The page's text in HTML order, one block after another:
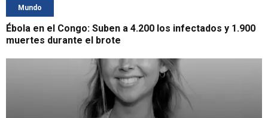
Mundo
Ébola en el Congo: Suben a 4.200 los infectados y 1.900
muertes durante el brote